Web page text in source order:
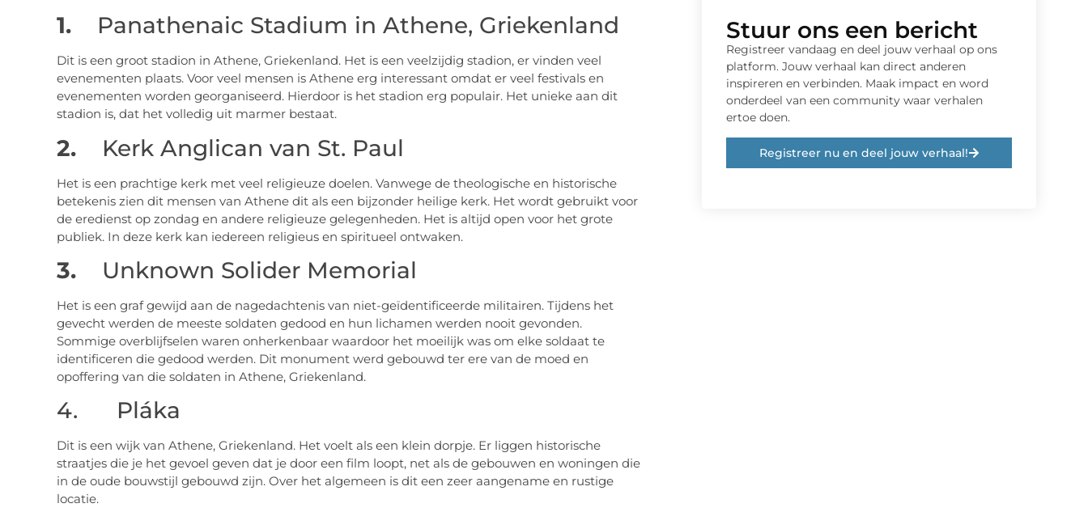
1. Panathenaic Stadium in Athene, Griekenland
Dit is een groot stadion in Athene, Griekenland. Het is een veelzijdig stadion, er vinden veel
evenementen plaats. Voor veel mensen is Athene erg interessant omdat er veel festivals en
evenementen worden georganiseerd. Hierdoor is het stadion erg populair. Het unieke aan dit
stadion is, dat het volledig uit marmer bestaat.
2. Kerk Anglican van St. Paul
Het is een prachtige kerk met veel religieuze doelen. Vanwege de theologische en historische
betekenis zien dit mensen van Athene dit als een bijzonder heilige kerk. Het wordt gebruikt voor
de eredienst op zondag en andere religieuze gelegenheden. Het is altijd open voor het grote
publiek. In deze kerk kan iedereen religieus en spiritueel ontwaken.
3. Unknown Solider Memorial
Het is een graf gewijd aan de nagedachtenis van niet-geïdentificeerde militairen. Tijdens het
gevecht werden de meeste soldaten gedood en hun lichamen werden nooit gevonden.
Sommige overblijfselen waren onherkenbaar waardoor het moeilijk was om elke soldaat te
identificeren die gedood werden. Dit monument werd gebouwd ter ere van de moed en
opoffering van die soldaten in Athene, Griekenland.
4. Pláka
Dit is een wijk van Athene, Griekenland. Het voelt als een klein dorpje. Er liggen historische
straatjes die je het gevoel geven dat je door een film loopt, net als de gebouwen en woningen die
in de oude bouwstijl gebouwd zijn. Over het algemeen is dit een zeer aangename en rustige
locatie.
Stuur ons een bericht
Registreer vandaag en deel jouw verhaal op ons
platform. Jouw verhaal kan direct anderen
inspireren en verbinden. Maak impact en word
onderdeel van een community waar verhalen
ertoe doen.
Registreer nu en deel jouw verhaal!